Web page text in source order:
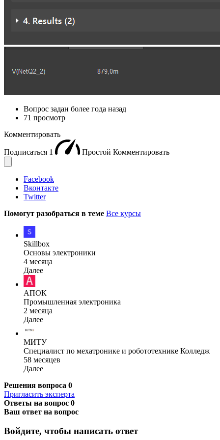
Вопрос задан более года назад
71 просмотр
Комментировать
Подписаться 1 Простой Комментировать
Facebook
Вконтакте
Twitter
Помогут разобраться в теме Все курсы
Skillbox
Основы электроники
4 месяца
Далее
АПОК
Промышленная электроника
2 месяца
Далее
МИТУ
Специалист по мехатронике и робототехнике Колледж
58 месяцев
Далее
Решения вопроса 0
Пригласить эксперта
Ответы на вопрос 0
Ваш ответ на вопрос
Войдите, чтобы написать ответ